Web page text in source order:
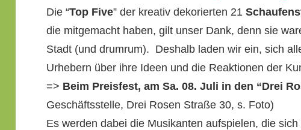
Die “Top Five” der kreativ deko­ri­erten 21
die mit­gemacht haben, gilt unser Dank, denn sie
Stadt (und drum­rum). Deshalb laden wir ein, sich
Urhe­bern über ihre Ideen und die Reak­tio­nen der
=> Beim Pre­is­fest, am Sa. 08. Juli in den “Drei
Geschäftsstelle, Drei Rosen Straße 30, s. Foto)
Es wer­den dabei die Musikan­ten auf­spie­len, die